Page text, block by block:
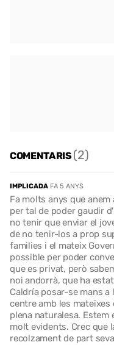
COMENTARIS(2)
IMPLICADA FA 5 ANYS
Fa molts anys que
per tal de poder gaudir
no tenir que enviar el
de no tenir-los a prop
families i el mateix
possible per poder
que es privat, però
noi andorrà, que ha
Caldría posar-se mans
centre amb les
plena naturalesa.
molt evidents. Crec que
recolzament de part